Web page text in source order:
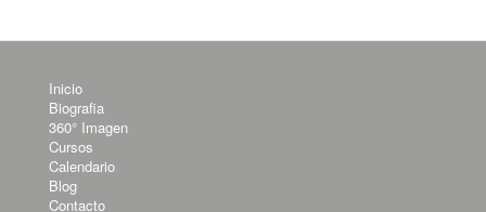
Inicio
Biografia
360° Imagen
Cursos
Calendario
Blog
Contacto